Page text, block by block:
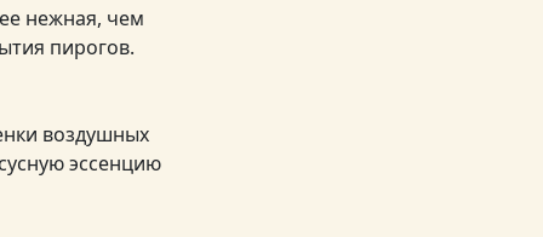
нежная, чем
пирогов.
воздушных
эссенцию